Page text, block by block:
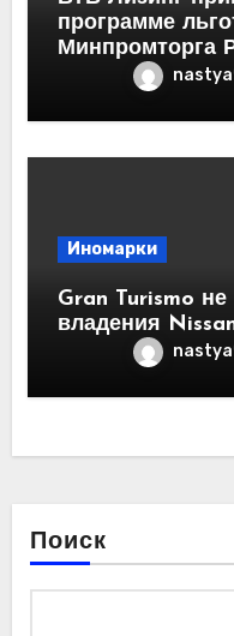
программе
Минпромторга
Иномарки
Gran Turismo
владения
Поиск